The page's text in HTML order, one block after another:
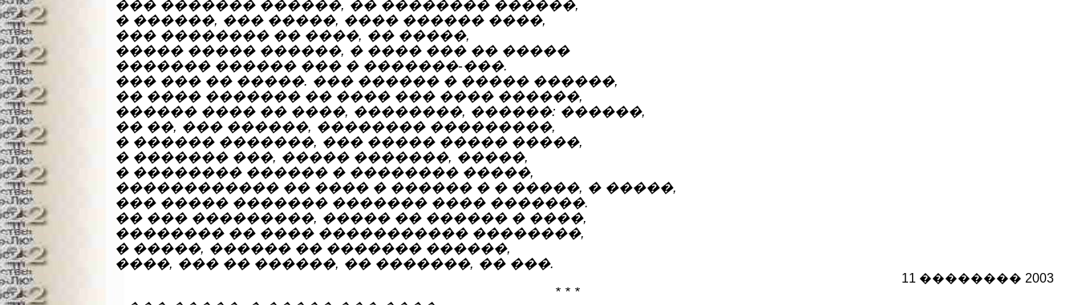
��� ������� ������, �� �������� ������,
� ������, ��� �����, ���� ������ ����,
��� �������� �� ����, �� �����,
����� ����� ������, � ���� ��� �� �����
������� ������ ��� � �������-���.
��� ��� �� �����. ��� ������ � ����� ������,
�� ���� ������� �� ���� ��� ���� ������,
������ ���� �� ����, ��������, ������: ������,
�� ��, ��� ������, �������� ���������,
� ������ �������, ��� ����� ����� �����,
� ������� ���, ����� �������, �����,
� �������� ������ � �������� �����,
������������ �� ���� � ������ � � �����, � �����,
��� ����� ������� ������� ���� �������.
�� ��� ���������, ����� �� ������ � ����,
�������� �� ���� ����������� ��������,
� �����, ������ �� ������� ������,
����, ��� �� ������, �� �������, �� ���.
11 �������� 2003
* * *